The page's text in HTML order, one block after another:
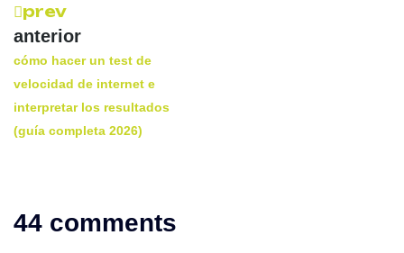
prev
anterior
cómo hacer un test de
velocidad de internet e
interpretar los resultados
(guía completa 2026)
44 comments